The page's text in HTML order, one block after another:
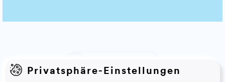
Privatsphäre-Einstellungen